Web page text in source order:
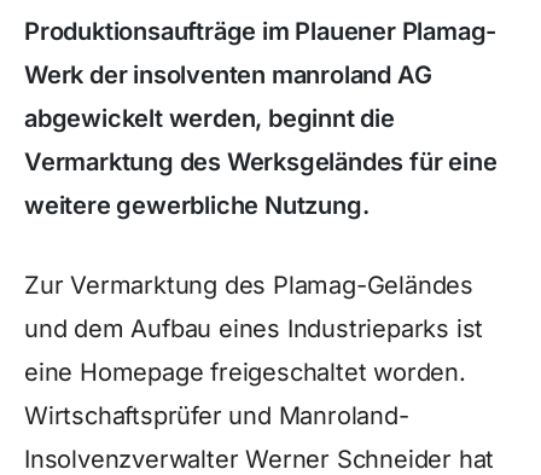
Produktionsaufträge im Plauener Plamag-
Werk der insolventen manroland AG
abgewickelt werden, beginnt die
Vermarktung des Werksgeländes für eine
weitere gewerbliche Nutzung.
Zur Vermarktung des Plamag-Geländes
und dem Aufbau eines Industrieparks ist
eine Homepage freigeschaltet worden.
Wirtschaftsprüfer und Manroland-
Insolvenzverwalter Werner Schneider hat